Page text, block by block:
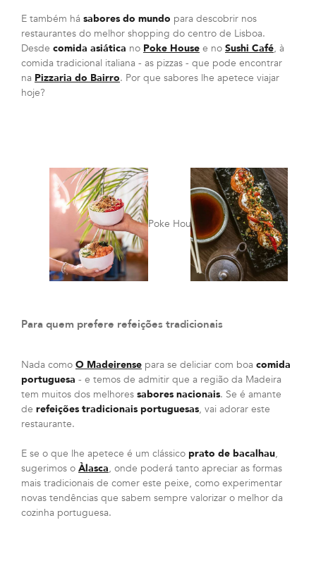
E também há sabores do mundo para descobrir nos
restaurantes do melhor shopping do centro de Lisboa.
Desde comida asiática no Poke House e no Sushi Café, à
comida tradicional italiana - as pizzas - que pode encontrar
na Pizzaria do Bairro. Por que sabores lhe apetece viajar
hoje?
Poke House
Para quem prefere refeições tradicionais
Nada como O Madeirense para se deliciar com boa comida
portuguesa - e temos de admitir que a região da Madeira
tem muitos dos melhores sabores nacionais. Se é amante
de refeições tradicionais portuguesas, vai adorar este
restaurante.
E se o que lhe apetece é um clássico prato de bacalhau,
sugerimos o Àlasca, onde poderá tanto apreciar as formas
mais tradicionais de comer este peixe, como experimentar
novas tendências que sabem sempre valorizar o melhor da
cozinha portuguesa.